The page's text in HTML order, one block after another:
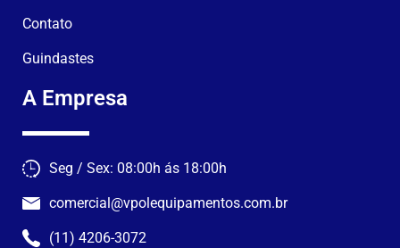
Contato
Guindastes
A Empresa
Seg / Sex: 08:00h ás 18:00h
comercial@vpolequipamentos.com.br
(11) 4206-3072